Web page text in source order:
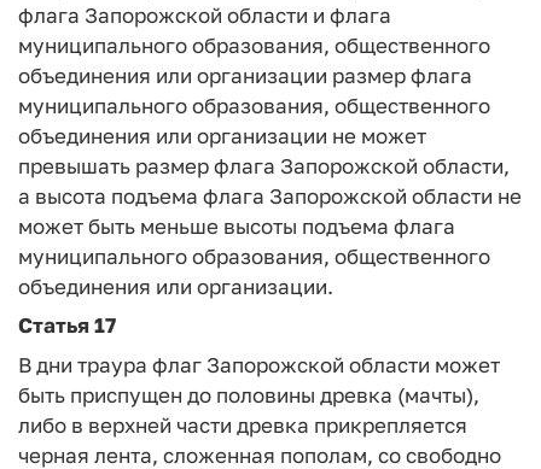
флага Запорожской области и флага
муниципального образования, общественного
объединения или организации размер флага
муниципального образования, общественного
объединения или организации не может
превышать размер флага Запорожской области,
а высота подъема флага Запорожской области не
может быть меньше высоты подъема флага
муниципального образования, общественного
объединения или организации.
Статья 17
В дни траура флаг Запорожской области может
быть приспущен до половины древка (мачты),
либо в верхней части древка прикрепляется
черная лента, сложенная пополам, со свободно